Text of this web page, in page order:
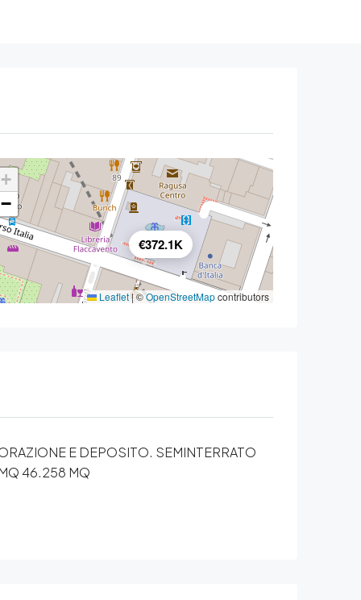
€372.1K
+
−
Leaflet|©OpenStreetMapcontributors
E DEPOSITO. SEMINTERRATO
46.258 MQ